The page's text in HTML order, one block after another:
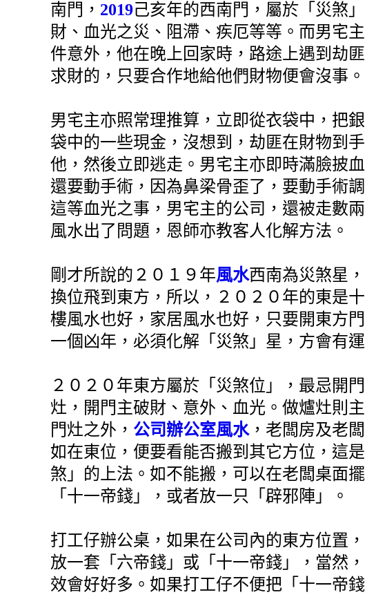
南門， 2019己亥年的西南門，屬於「災煞
財、血光之災、阻滯、疾厄等等。而男宅
件意外，他在晚上回家時，路途上遇到劫
求財的，只要合作地給他們財物便會沒事。
男宅主亦照常理推算，立即從衣袋中，把
袋中的一些現金，沒想到，劫匪在財物到
他，然後立即逃走。男宅主亦即時滿臉披
還要動手術，因為鼻梁骨歪了，要動手術
這等血光之事，男宅主的公司，還被走數
風水出了問題，恩師亦教客人化解方法。
剛才所說的２０１９年風水西南為災煞星，
換位飛到東方，所以，２０２０年的東是
樓風水也好，家居風水也好，只要開東方
一個凶年，必須化解「災煞」星，方會有運
２０２０年東方屬於「災煞位」，最忌開
灶，開門主破財、意外、血光。做爐灶則
門灶之外， 公司辦公室風水，老闆房及老
如在東位，便要看能否搬到其它方位，這
煞」的上法。如不能搬，可以在老闆桌面
「十一帝錢」，或者放一只「辟邪陣」。
打工仔辦公桌，如果在公司內的東方位置
放一套「六帝錢」或「十一帝錢」，當然
效會好好多。如果打工仔不便把「十一帝